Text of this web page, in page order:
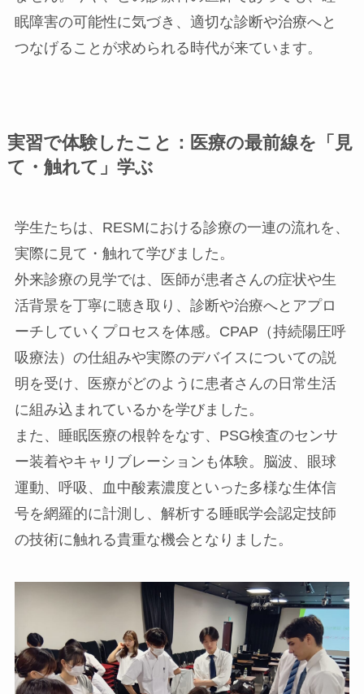
眠障害の可能性に気づき、適切な診断や治療へと
つなげることが求められる時代が来ています。
実習で体験したこと：医療の最前線を「見
て・触れて」学ぶ
学生たちは、RESMにおける診療の一連の流れを、
実際に見て・触れて学びました。
外来診療の見学では、医師が患者さんの症状や生
活背景を丁寧に聴き取り、診断や治療へとアプロ
ーチしていくプロセスを体感。CPAP（持続陽圧呼
吸療法）の仕組みや実際のデバイスについての説
明を受け、医療がどのように患者さんの日常生活
に組み込まれているかを学びました。
また、睡眠医療の根幹をなす、PSG検査のセンサ
ー装着やキャリブレーションも体験。脳波、眼球
運動、呼吸、血中酸素濃度といった多様な生体信
号を網羅的に計測し、解析する睡眠学会認定技師
の技術に触れる貴重な機会となりました。